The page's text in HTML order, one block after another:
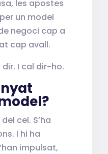
les apostes
un model
negoci cap a
cap avall.
dir. I cal dir-ho.
cel. S’ha
I hi ha
impulsat,